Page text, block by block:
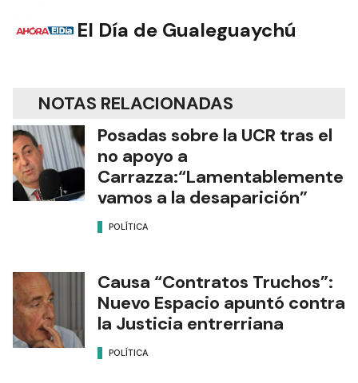
El Día de Gualeguaychú
NOTAS RELACIONADAS
Posadas sobre la UCR tras el
no apoyo a
Carrazza:“Lamentablemente
vamos a la desaparición”
POLÍTICA
Causa “Contratos Truchos”:
Nuevo Espacio apuntó contra
la Justicia entrerriana
POLÍTICA